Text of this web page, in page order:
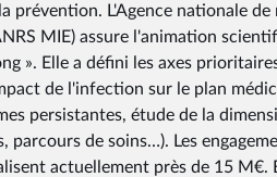
L'Agence nationale de
MIE) assure l'animation
». Elle a défini les axes
de l'infection sur le plan
persistantes, étude de la
de soins…). Les
actuellement près de 15 M€.